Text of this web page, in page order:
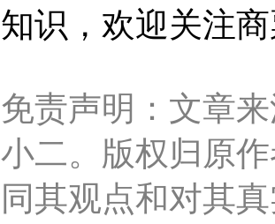
识，欢迎关注
声明：文章来
二。版权归原
其观点和对其